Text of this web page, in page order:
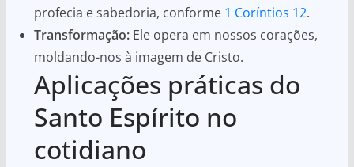
profecia e sabedoria, conforme 1 Coríntios 12.
Transformação:Ele opera em nossos corações,
moldando-nos à imagem de Cristo.
Aplicações práticas do
Santo Espírito no
cotidiano